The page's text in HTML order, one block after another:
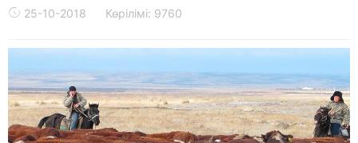
25-10-2018 Көрілімі: 9760